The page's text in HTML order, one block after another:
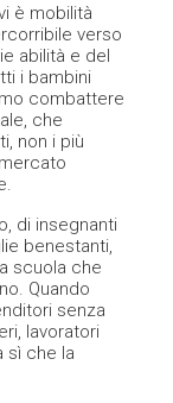
è mobilità
verso
abilità e del
i bambini
combattere
che
non i più
di insegnanti
benestanti,
scuola che
Quando
senza
lavoratori
sì che la